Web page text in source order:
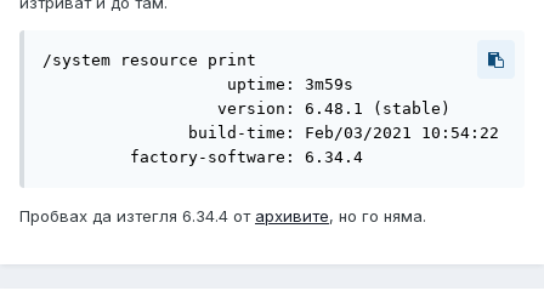
/system resource print
         factory-software: 6.34.4
Пробвах да изтегля 6.34.4 от архивите, но го няма.